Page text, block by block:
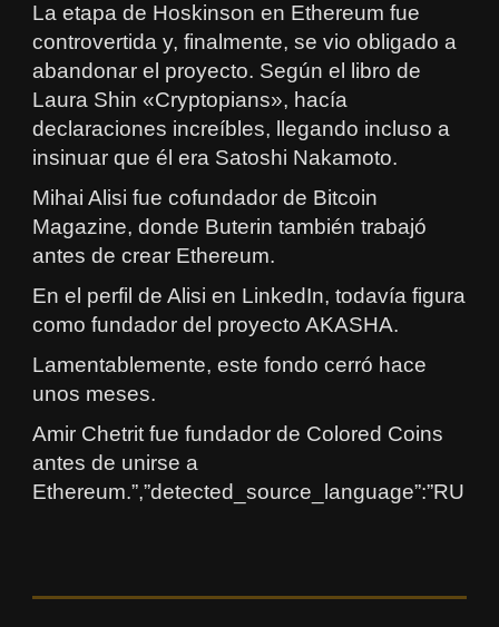
La etapa de Hoskinson en Ethereum fue
controvertida y, finalmente, se vio obligado a
abandonar el proyecto. Según el libro de
Laura Shin «Cryptopians», hacía
declaraciones increíbles, llegando incluso a
insinuar que él era Satoshi Nakamoto.
Mihai Alisi fue cofundador de Bitcoin
Magazine, donde Buterin también trabajó
antes de crear Ethereum.
En el perfil de Alisi en LinkedIn, todavía figura
como fundador del proyecto AKASHA.
Lamentablemente, este fondo cerró hace
unos meses.
Amir Chetrit fue fundador de Colored Coins
antes de unirse a
Ethereum.”,”detected_source_language”:”RU